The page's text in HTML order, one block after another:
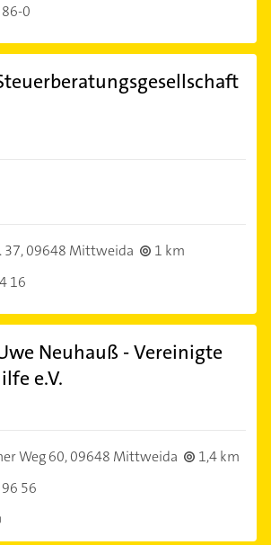
0
37,09648 Mittweida
1 km
16
Neuhauß - Vereinigte
e.V.
Weg 60,09648 Mittweida
1,4 km
56